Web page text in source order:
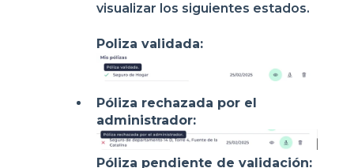
visualizar los siguientes estados.
Poliza validada:
Póliza rechazada por el
administrador:
Póliza pendiente de validación: